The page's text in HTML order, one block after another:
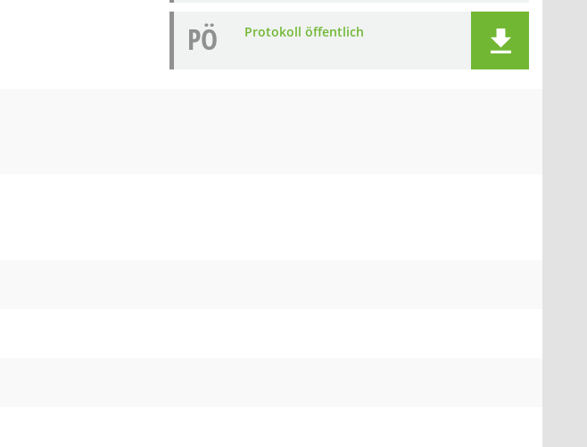
PÖ Protokoll öffentlich